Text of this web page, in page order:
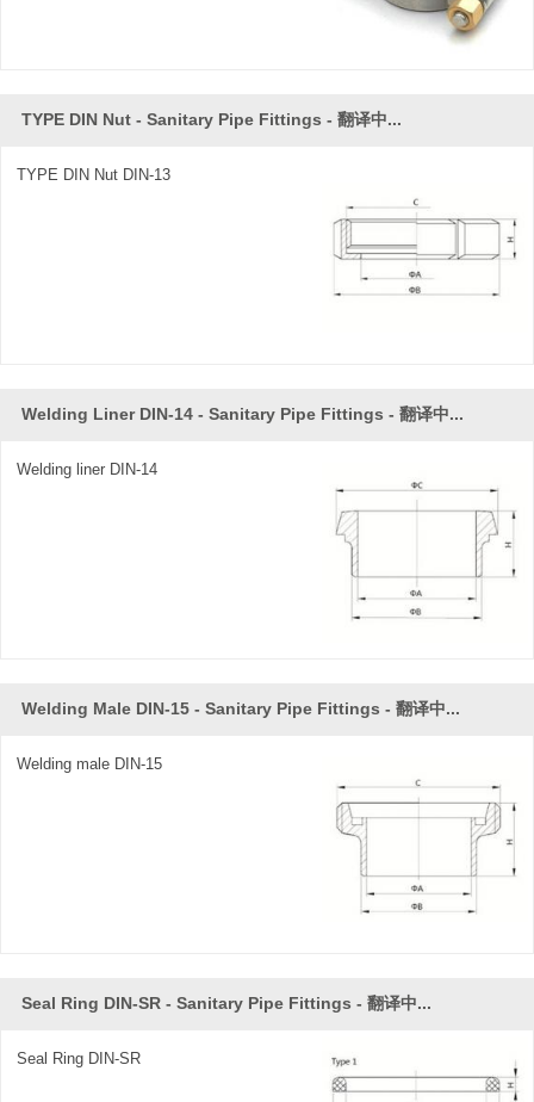
TYPE DIN Nut - Sanitary Pipe Fittings - 翻译中...
TYPE DIN Nut DIN-13
Welding Liner DIN-14 - Sanitary Pipe Fittings - 翻译中...
Welding liner DIN-14
Welding Male DIN-15 - Sanitary Pipe Fittings - 翻译中...
Welding male DIN-15
Seal Ring DIN-SR - Sanitary Pipe Fittings - 翻译中...
Seal Ring DIN-SR